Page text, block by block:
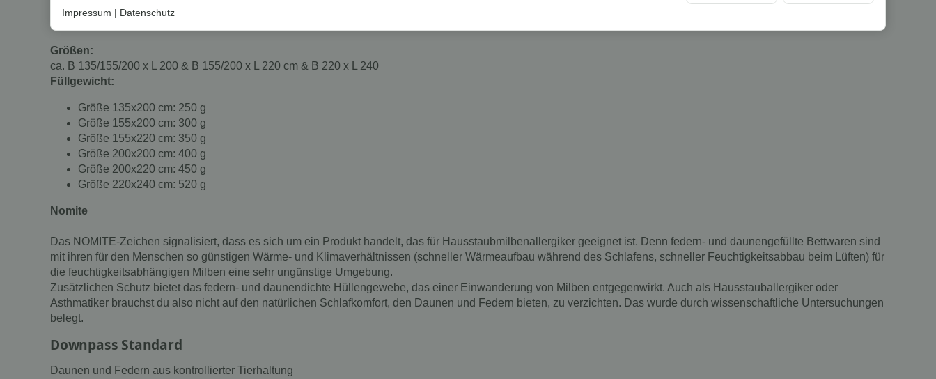
90% Daunen
Größen:
ca. B 135/155/200 x L 200 & B 155/200 x L 220 cm & B 220 x L 240
Füllgewicht:
Größe 135x200 cm: 250 g
Größe 155x200 cm: 300 g
Größe 155x220 cm: 350 g
Größe 200x200 cm: 400 g
Größe 200x220 cm: 450 g
Größe 220x240 cm: 520 g
Nomite
Das NOMITE-Zeichen signalisiert, dass es sich um ein Produkt handelt, das für Hausstaubmilbenallergiker geeignet ist. Denn federn- und daunengefüllte Bettwaren sind
mit ihren für den Menschen so günstigen Wärme- und Klimaverhältnissen (schneller Wärmeaufbau während des Schlafens, schneller Feuchtigkeitsabbau beim Lüften) für
die feuchtigkeitsabhängigen Milben eine sehr ungünstige Umgebung.
Zusätzlichen Schutz bietet das federn- und daunendichte Hüllengewebe, das einer Einwanderung von Milben entgegenwirkt. Auch als Hausstauballergiker oder
Asthmatiker brauchst du also nicht auf den natürlichen Schlafkomfort, den Daunen und Federn bieten, zu verzichten. Das wurde durch wissenschaftliche Untersuchungen
belegt.
Downpass Standard
Daunen und Federn aus kontrollierter Tierhaltung
Impressum | Datenschutz